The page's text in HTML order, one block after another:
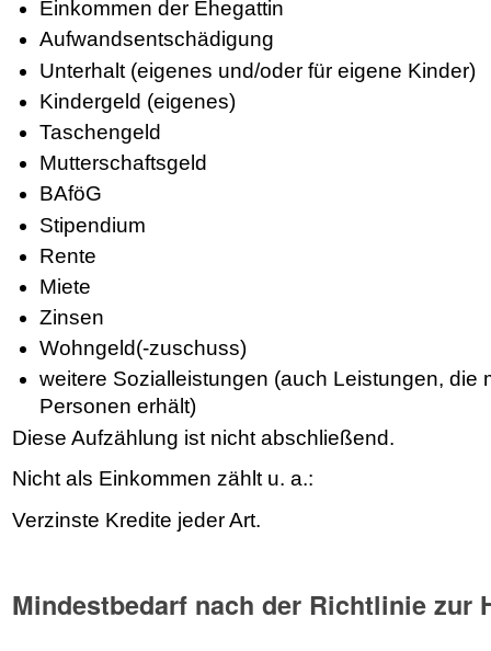
Einkommen der Ehegattin
Aufwandsentschädigung
Unterhalt (eigenes und/oder für eigene Kinder)
Kindergeld (eigenes)
Taschengeld
Mutterschaftsgeld
BAföG
Stipendium
Rente
Miete
Zinsen
Wohngeld(-zuschuss)
weitere Sozialleistungen (auch Leistungen, die
Personen erhält)
Diese Aufzählung ist nicht abschließend.
Nicht als Einkommen zählt u. a.:
Verzinste Kredite jeder Art.
Mindestbedarf nach der Richtlinie zur